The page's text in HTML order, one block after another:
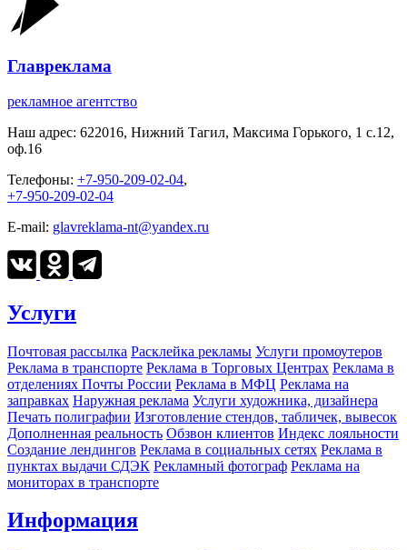
Главреклама
рекламное агентство
Наш адрес: 622016, Нижний Тагил, Максима Горького, 1 c.12,
оф.16
Телефоны: +7-950-209-02-04,
+7-950-209-02-04
E-mail: glavreklama-nt@yandex.ru
Услуги
Почтовая рассылка Расклейка рекламы Услуги промоутеров
Реклама в транспорте Реклама в Торговых Центрах Реклама в
отделениях Почты России Реклама в МФЦ Реклама на
заправках Наружная реклама Услуги художника, дизайнера
Печать полиграфии Изготовление стендов, табличек, вывесок
Дополненная реальность Обзвон клиентов Индекс лояльности
Создание лендингов Реклама в социальных сетях Реклама в
пунктах выдачи СДЭК Рекламный фотограф Реклама на
мониторах в транспорте
Информация